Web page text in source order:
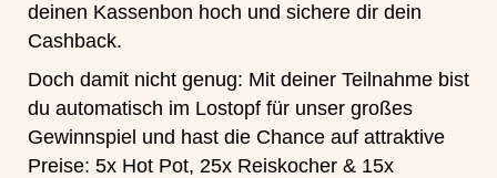
deinen Kassenbon hoch und sichere dir dein
Cashback.
Doch damit nicht genug: Mit deiner Teilnahme bist
du automatisch im Lostopf für unser großes
Gewinnspiel und hast die Chance auf attraktive
Preise: 5x Hot Pot, 25x Reiskocher & 15x